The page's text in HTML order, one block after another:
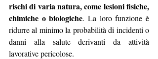
rischi di varia natura, come lesioni fisiche,
chimiche o biologiche. La loro funzione è
ridurre al minimo la probabilità di incidenti o
danni alla salute derivanti da attività
lavorative pericolose.